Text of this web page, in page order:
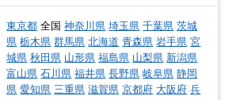
東京都 全国神奈川県 埼玉県 千葉県 茨城
県 栃木県 群馬県 北海道 青森県 岩手県 宮
城県 秋田県 山形県 福島県 山梨県 新潟県
富山県 石川県 福井県 長野県 岐阜県 静岡
県 愛知県 三重県 滋賀県 京都府 大阪府 兵